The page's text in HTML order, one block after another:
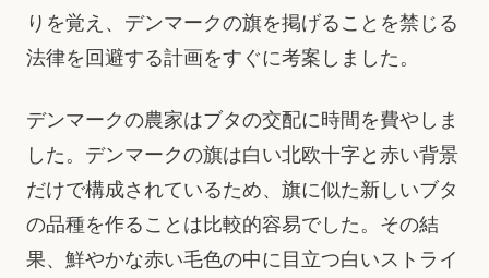
りを覚え、デンマークの旗を掲げることを禁じる
法律を回避する計画をすぐに考案しました。
デンマークの農家はブタの交配に時間を費やしま
した。デンマークの旗は白い北欧十字と赤い背景
だけで構成されているため、旗に似た新しいブタ
の品種を作ることは比較的容易でした。その結
果、鮮やかな赤い毛色の中に目立つ白いストライ